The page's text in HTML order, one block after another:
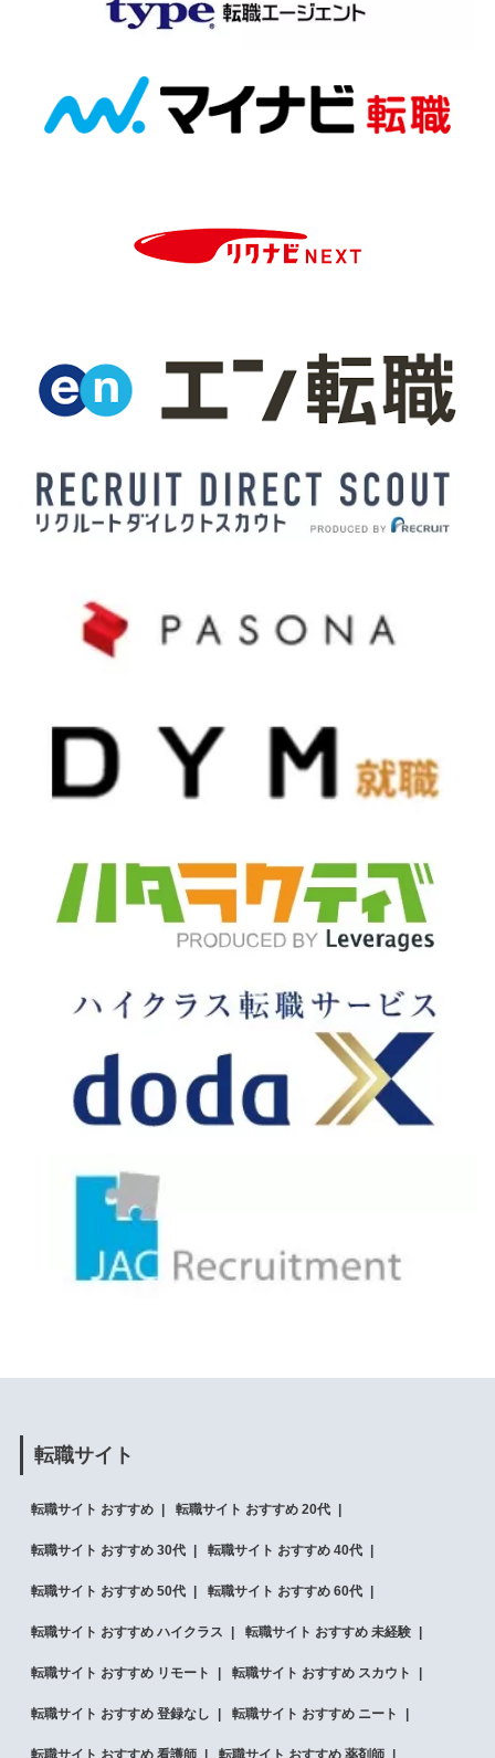
転職サイト
転職サイト おすすめ 転職サイト おすすめ 20代
転職サイト おすすめ 30代 転職サイト おすすめ 40代
転職サイト おすすめ 50代 転職サイト おすすめ 60代
転職サイト おすすめ ハイクラス 転職サイト おすすめ 未経験
転職サイト おすすめ リモート 転職サイト おすすめ スカウト
転職サイト おすすめ 登録なし 転職サイト おすすめ ニート
転職サイト おすすめ 看護師 転職サイト おすすめ 薬剤師